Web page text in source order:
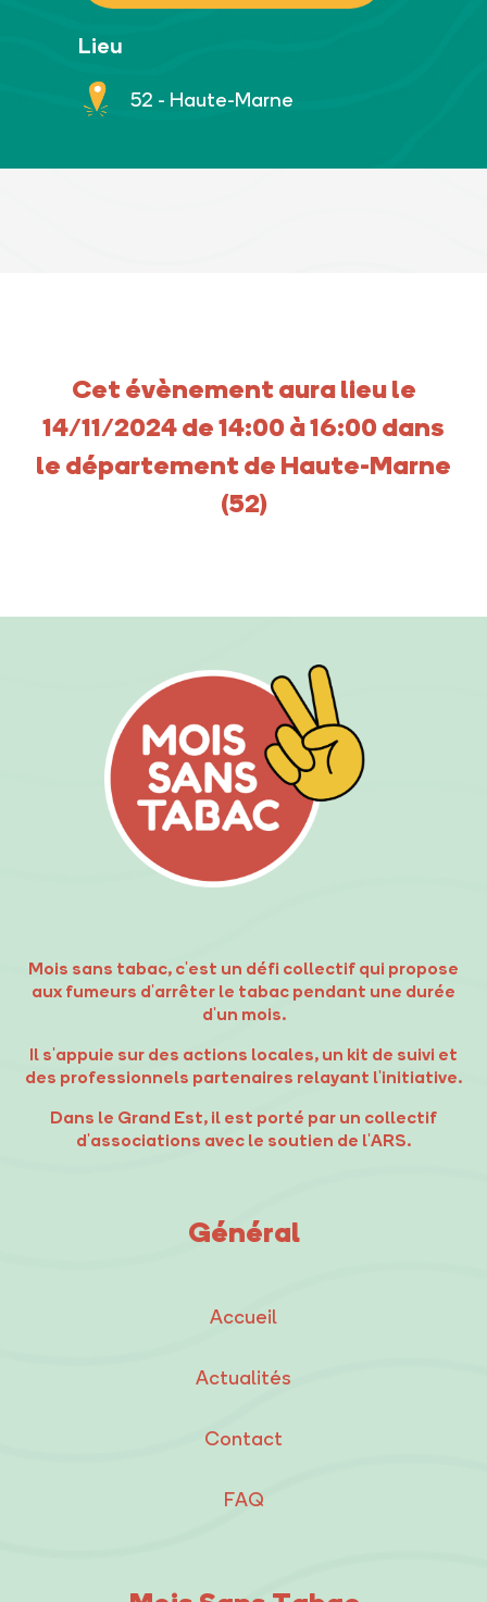
Lieu
52 - Haute-Marne
Cet évènement aura lieu le
14/11/2024 de 14:00 à 16:00 dans
le département de Haute-Marne
(52)
Mois sans tabac, c'est un défi collectif qui propose
aux fumeurs d'arrêter le tabac pendant une durée
d'un mois.
Il s'appuie sur des actions locales, un kit de suivi et
des professionnels partenaires relayant l'initiative.
Dans le Grand Est, il est porté par un collectif
d'associations avec le soutien de l'ARS.
Général
Accueil
Actualités
Contact
FAQ